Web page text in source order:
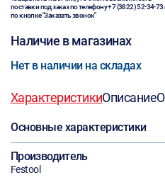
поставки под заказ по телефону+7 (3822) 52-34-73
по кнопке "Заказать звонок"
Наличие в магазинах
Нет в наличии на складах
ХарактеристикиОписание
Основные характеристики
Производитель
Festool